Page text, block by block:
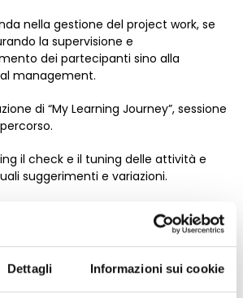
Dettagli Informazioni sui cookie
nella gestione del project work, se
la supervisione e
dei partecipanti sino alla
management.
di “My Learning Journey”, sessione
il check e il tuning delle attività e
suggerimenti e variazioni.
informazioni